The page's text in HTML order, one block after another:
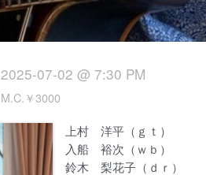
2025-07-02 @ 7:30 PM
M.C.￥3000
上村 洋平（ｇｔ）
入船 裕次（ｗｂ）
鈴木 梨花子（ｄｒ）